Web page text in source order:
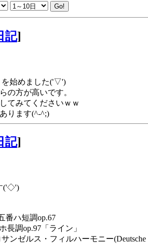
記]
を始めました('▽')
の方が高いです。
てみてくださいｗｗ
ります(^-^;)
記]
('◇')ゞ
ハ短調op.67
調op.97「ライン」
ゼルス・フィルハーモニー(Deutsche